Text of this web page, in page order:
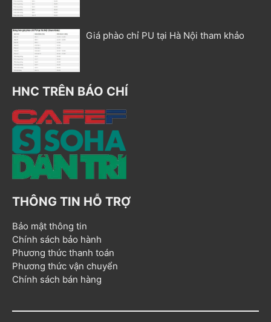
Giá phào chỉ PU tại Hà Nội tham khảo
HNC TRÊN BÁO CHÍ
THÔNG TIN HỖ TRỢ
Bảo mật thông tin
Chính sách bảo hành
Phương thức thanh toán
Phương thức vận chuyển
Chính sách bán hàng